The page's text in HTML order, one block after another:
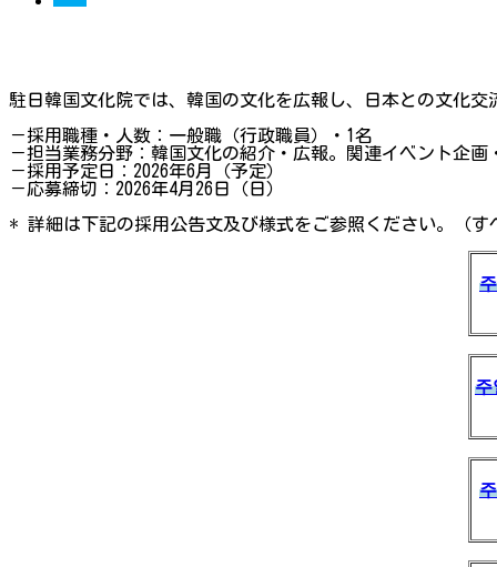
駐日韓国文化院では、韓国の文化を広報し、日本との文化
－採用職種・人数：一般職（行政職員）・1名
－担当業務分野：韓国文化の紹介・広報。関連イベント企画
－採用予定日：2026年6月（予定）
－応募締切：2026年4月26日（日）
* 詳細は下記の採用公告文及び様式をご参照ください。（す
주